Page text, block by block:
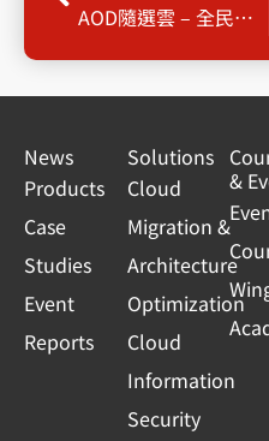
AOD隨選雲 – 全民抗疫，居家辦公首選
News
Products
Case
Studies
Event
Reports
Solutions
Cloud
Migration &
Architecture
Optimization
Cloud
Information
Security
&